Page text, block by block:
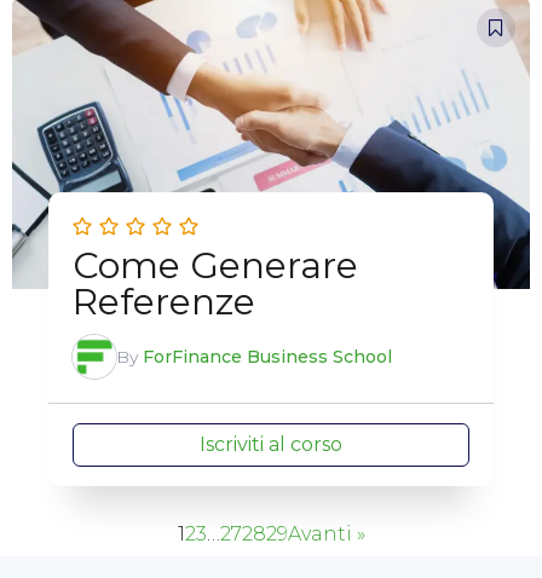
Come Generare
Referenze
By ForFinance Business School
Iscriviti al corso
123…272829Avanti »